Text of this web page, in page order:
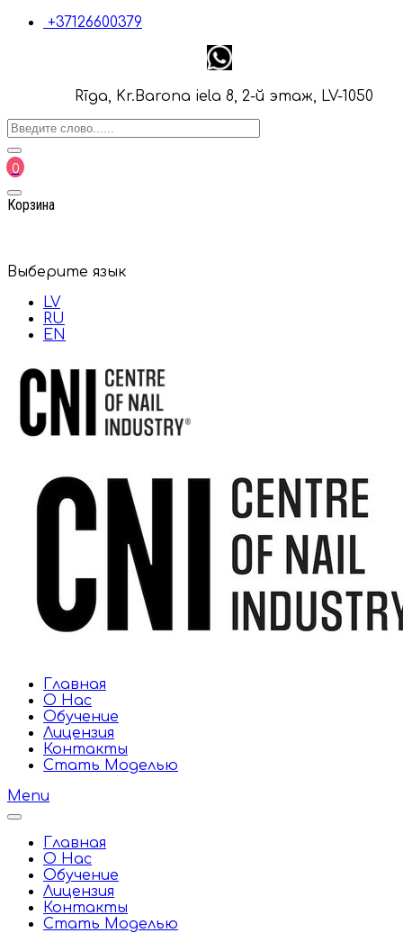
+37126600379
Rīga, Kr.Barona iela 8, 2-й этаж, LV-1050
0
Корзина
Выберите язык
LV
RU
EN
Главная
О Нас
Обучение
Лицензия
Контакты
Стать Моделью
Menu
Главная
О Нас
Обучение
Лицензия
Контакты
Стать Моделью